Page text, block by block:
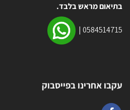
בתיאום מראש בלבד.
0584514715
|
עקבו אחרינו בפייסבוק